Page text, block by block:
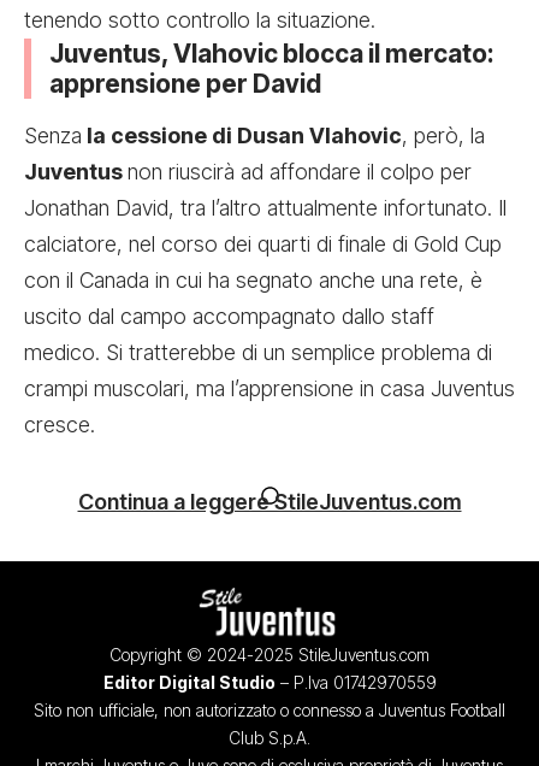
tenendo sotto controllo la situazione.
Juventus, Vlahovic blocca il mercato:
apprensione per David
Senza la cessione di Dusan Vlahovic, però, la
Juventusnon riuscirà ad affondare il colpo per
Jonathan David, tra l’altro attualmente infortunato. Il
calciatore, nel corso dei quarti di finale di Gold Cup
con il Canada in cui ha segnato anche una rete, è
uscito dal campo accompagnato dallo staff
medico. Si tratterebbe di un semplice problema di
crampi muscolari, ma l’apprensione in casa Juventus
cresce.
Continua a leggere StileJuventus.com
Copyright © 2024-2025 StileJuventus.com
Editor Digital Studio – P.Iva 01742970559
Sito non ufficiale, non autorizzato o connesso a Juventus Football
Club S.p.A.